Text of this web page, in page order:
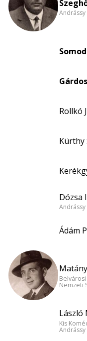
Rollkó
Kürthy
Dózsa
Ádám
Nemzeti
László
Kis